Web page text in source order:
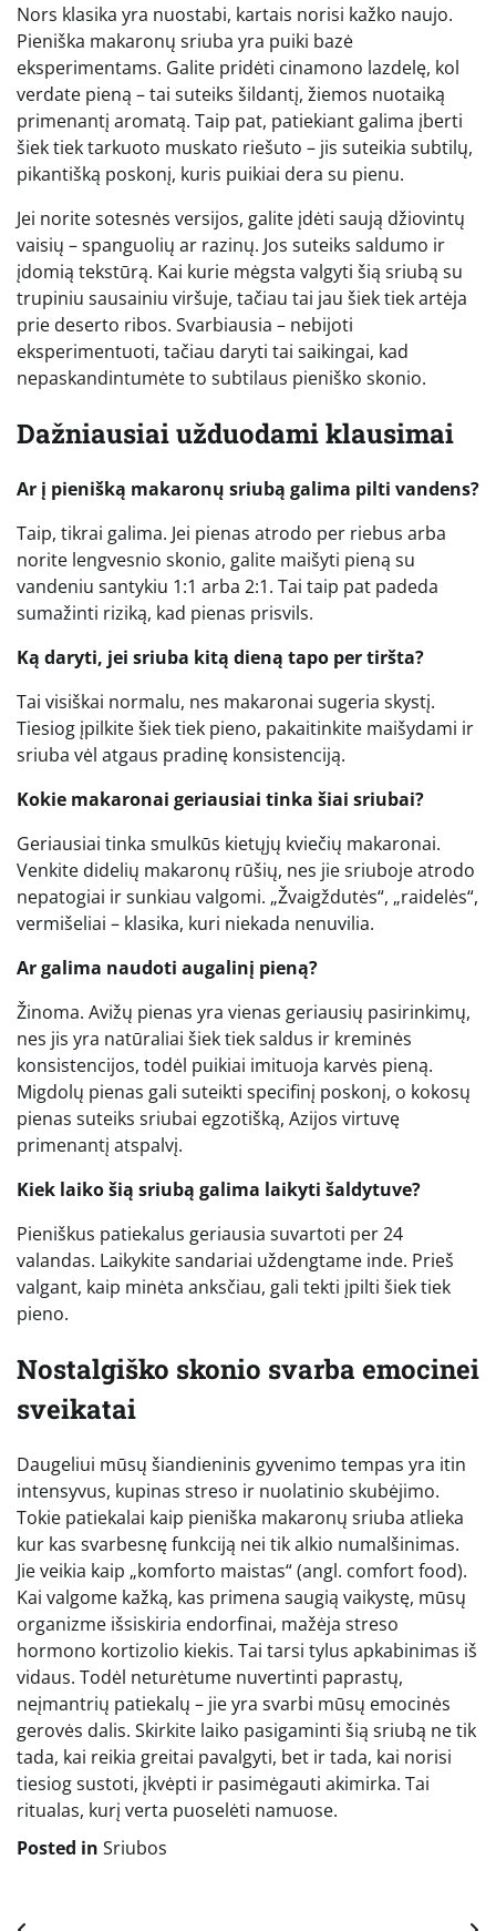
Nors klasika yra nuostabi, kartais norisi kažko naujo.
Pieniška makaronų sriuba yra puiki bazė
eksperimentams. Galite pridėti cinamono lazdelę, kol
verdate pieną – tai suteiks šildantį, žiemos nuotaiką
primenantį aromatą. Taip pat, patiekiant galima įberti
šiek tiek tarkuoto muskato riešuto – jis suteikia subtilų,
pikantišką poskonį, kuris puikiai dera su pienu.
Jei norite sotesnės versijos, galite įdėti saują džiovintų
vaisių – spanguolių ar razinų. Jos suteiks saldumo ir
įdomią tekstūrą. Kai kurie mėgsta valgyti šią sriubą su
trupiniu sausainiu viršuje, tačiau tai jau šiek tiek artėja
prie deserto ribos. Svarbiausia – nebijoti
eksperimentuoti, tačiau daryti tai saikingai, kad
nepaskandintumėte to subtilaus pieniško skonio.
Dažniausiai užduodami klausimai
Ar į pienišką makaronų sriubą galima pilti vandens?
Taip, tikrai galima. Jei pienas atrodo per riebus arba
norite lengvesnio skonio, galite maišyti pieną su
vandeniu santykiu 1:1 arba 2:1. Tai taip pat padeda
sumažinti riziką, kad pienas prisvils.
Ką daryti, jei sriuba kitą dieną tapo per tiršta?
Tai visiškai normalu, nes makaronai sugeria skystį.
Tiesiog įpilkite šiek tiek pieno, pakaitinkite maišydami ir
sriuba vėl atgaus pradinę konsistenciją.
Kokie makaronai geriausiai tinka šiai sriubai?
Geriausiai tinka smulkūs kietųjų kviečių makaronai.
Venkite didelių makaronų rūšių, nes jie sriuboje atrodo
nepatogiai ir sunkiau valgomi. „Žvaigždutės“, „raidelės“,
vermišeliai – klasika, kuri niekada nenuvilia.
Ar galima naudoti augalinį pieną?
Žinoma. Avižų pienas yra vienas geriausių pasirinkimų,
nes jis yra natūraliai šiek tiek saldus ir kreminės
konsistencijos, todėl puikiai imituoja karvės pieną.
Migdolų pienas gali suteikti specifinį poskonį, o kokosų
pienas suteiks sriubai egzotišką, Azijos virtuvę
primenantį atspalvį.
Kiek laiko šią sriubą galima laikyti šaldytuve?
Pieniškus patiekalus geriausia suvartoti per 24
valandas. Laikykite sandariai uždengtame inde. Prieš
valgant, kaip minėta anksčiau, gali tekti įpilti šiek tiek
pieno.
Nostalgiško skonio svarba emocinei
sveikatai
Daugeliui mūsų šiandieninis gyvenimo tempas yra itin
intensyvus, kupinas streso ir nuolatinio skubėjimo.
Tokie patiekalai kaip pieniška makaronų sriuba atlieka
kur kas svarbesnę funkciją nei tik alkio numalšinimas.
Jie veikia kaip „komforto maistas“ (angl. comfort food).
Kai valgome kažką, kas primena saugią vaikystę, mūsų
organizme išsiskiria endorfinai, mažėja streso
hormono kortizolio kiekis. Tai tarsi tylus apkabinimas iš
vidaus. Todėl neturėtume nuvertinti paprastų,
neįmantrių patiekalų – jie yra svarbi mūsų emocinės
gerovės dalis. Skirkite laiko pasigaminti šią sriubą ne tik
tada, kai reikia greitai pavalgyti, bet ir tada, kai norisi
tiesiog sustoti, įkvėpti ir pasimėgauti akimirka. Tai
ritualas, kurį verta puoselėti namuose.
Posted in Sriubos